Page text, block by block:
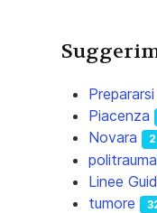
Piacenza
Novara 2
politrauma
Linee
tumore